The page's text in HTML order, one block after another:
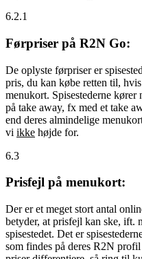
6.2.1
Førpriser på R2N Go:
De oplyste førpriser er
pris, du kan købe retten til,
menukort. Spisestederne kører
på take away, fx med et take
end deres almindelige
vi ikke højde for.
6.3
Prisfejl på menukort:
Der er et meget stort antal
betyder, at prisfejl kan ske, ift.
spisestedet. Det er
som findes på deres R2N